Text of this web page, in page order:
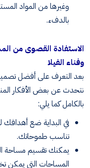
وغيرها من المواد
بالدفء.
الاستفادة القصوى من
وفناء الفيلا
بعد التعرف على أفضل
نتحدث عن بعض الأفكار
بالكامل كما يلي:
في البداية ضع أهدافك
تناسب طموحاتك.
يمكنك تقسيم مساحة
المساحات التي يمكن